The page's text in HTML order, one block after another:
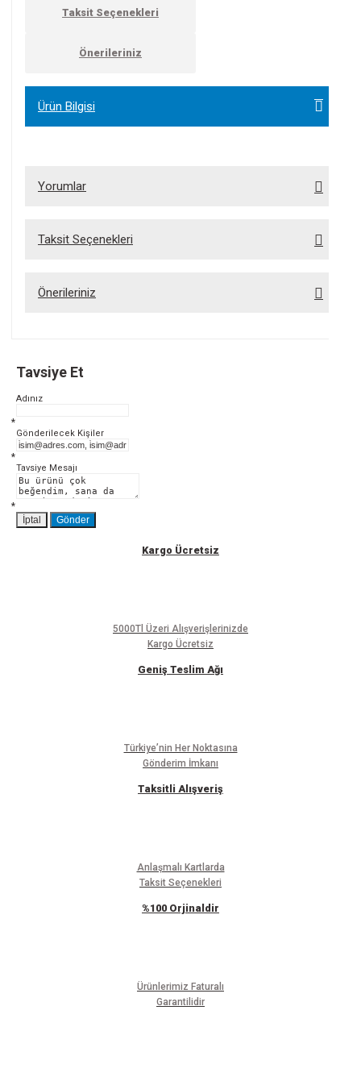
Taksit Seçenekleri
Önerileriniz
Ürün Bilgisi
Yorumlar
Taksit Seçenekleri
Önerileriniz
Ürün açıklamasında eksik bilgiler bulunuyor.
Gönder
Tavsiye Et
Adınız
*
Gönderilecek Kişiler
*
Tavsiye Mesajı
*
İptal
Gönder
Kargo Ücretsiz
5000Tl Üzeri Alışverişlerinizde
Kargo Ücretsiz
Geniş Teslim Ağı
Türkiye’nin Her Noktasına
Gönderim İmkanı
Taksitli Alışveriş
Anlaşmalı Kartlarda
Taksit Seçenekleri
%100 Orjinaldir
Ürünlerimiz Faturalı
Garantilidir